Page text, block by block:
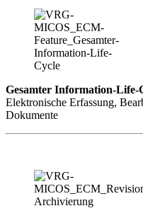
Gesamter Information-Life-
Elektronische Erfassung,
Dokumente